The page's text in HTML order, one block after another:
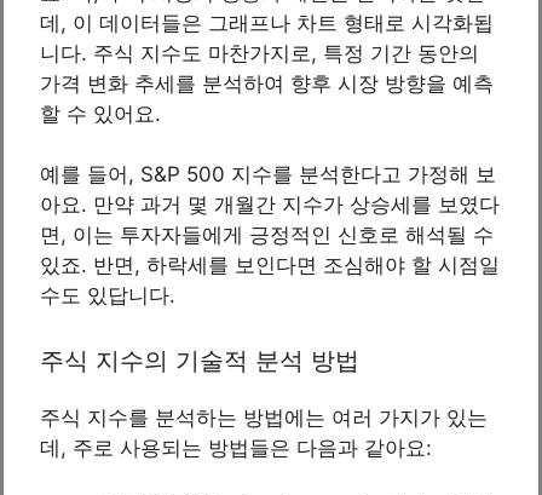
데, 이 데이터들은 그래프나 차트 형태로 시각화됩
니다. 주식 지수도 마찬가지로, 특정 기간 동안의
가격 변화 추세를 분석하여 향후 시장 방향을 예측
할 수 있어요.
예를 들어, S&P 500 지수를 분석한다고 가정해 보
아요. 만약 과거 몇 개월간 지수가 상승세를 보였다
면, 이는 투자자들에게 긍정적인 신호로 해석될 수
있죠. 반면, 하락세를 보인다면 조심해야 할 시점일
수도 있답니다.
주식 지수의 기술적 분석 방법
주식 지수를 분석하는 방법에는 여러 가지가 있는
데, 주로 사용되는 방법들은 다음과 같아요: